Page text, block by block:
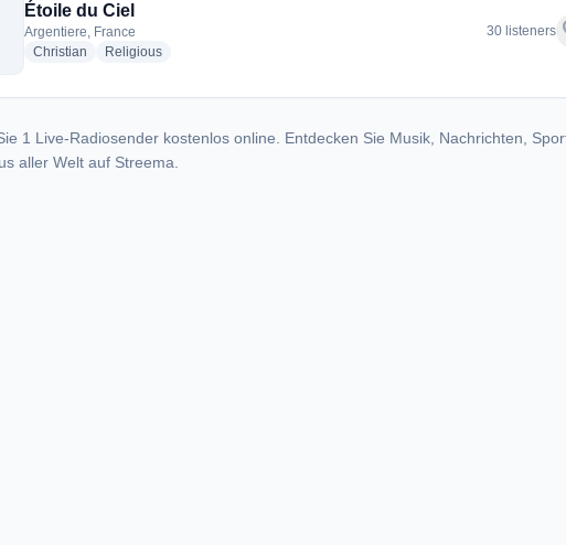
Étoile du Ciel
Argentiere, France
Christian radio stations
Religiousradio stations
30 listeners
1 Live-Radiosender kostenlos online. Entdecken Sie Musik, Nachrichten,
aller Welt auf Streema.